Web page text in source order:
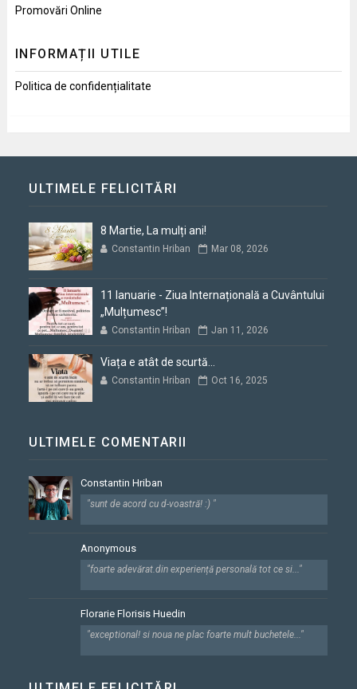
Promovări Online
INFORMAȚII UTILE
Politica de confidențialitate
ULTIMELE FELICITĂRI
8 Martie, La mulți ani!
Constantin Hriban Mar 08, 2026
11 Ianuarie - Ziua Internațională a Cuvântului
„Mulțumesc”!
Constantin Hriban Jan 11, 2026
Viața e atât de scurtă...
Constantin Hriban Oct 16, 2025
ULTIMELE COMENTARII
Constantin Hriban
"sunt de acord cu d-voastră! :) "
Anonymous
"foarte adevărat.din experiență personală tot ce si..."
Florarie Florisis Huedin
"exceptional! si noua ne plac foarte mult buchetele..."